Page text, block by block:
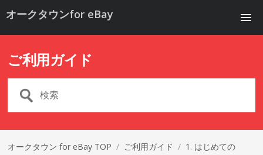
オークタウンfor eBay
ご利用ガイド
オークタウン for eBay TOP / ご利用ガイド / 1. はじめての